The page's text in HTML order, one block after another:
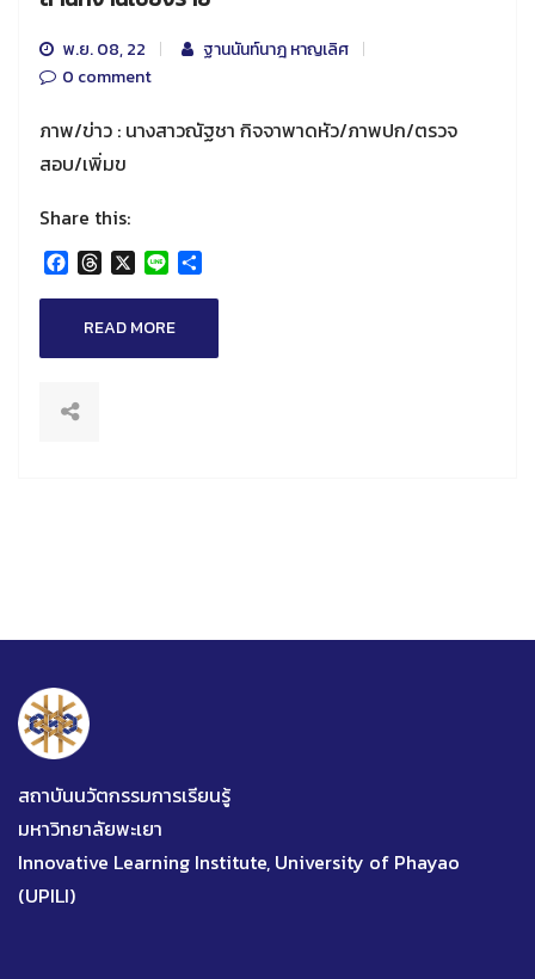
พ.ย. 08, 22
ฐานนันท์นาฎ หาญเลิศ
0 comment
ภาพ/ข่าว : นางสาวณัฐชา กิจจาพาดหัว/ภาพปก/ตรวจ
สอบ/เพิ่มข
Share this:
Facebook
Threads
X Line
READ MORE
สถาบันนวัตกรรมการเรียนรู้
มหาวิทยาลัยพะเยา
Innovative Learning Institute, University of Phayao
(UPILI)